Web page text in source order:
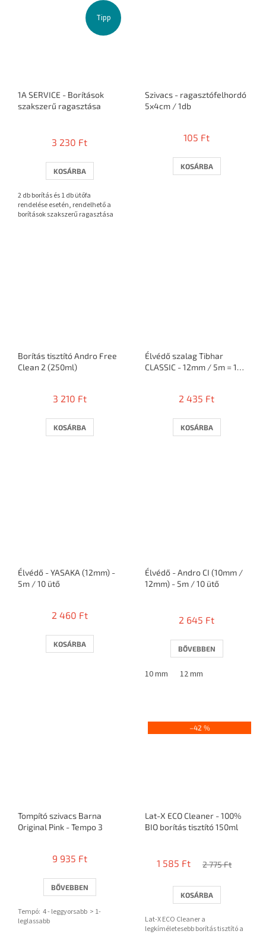
Tipp
1A SERVICE - Borítások
szakszerű ragasztása
átlagos
5-
ből
csillag.
3 230 Ft
KOSÁRBA
2 db borítás és 1 db ütőfa
rendelése esetén, rendelhető a
borítások szakszerű ragasztása
Szivacs - ragasztófelhordó
5x4cm / 1db
105 Ft
KOSÁRBA
Borítás tisztító Andro Free
Clean 2 (250ml)
3 210 Ft
KOSÁRBA
Élvédő szalag Tibhar
CLASSIC - 12mm / 5m = 10
2 435 Ft
KOSÁRBA
Élvédő - YASAKA (12mm) -
5m / 10 ütő
2 460 Ft
KOSÁRBA
Élvédő - Andro CI (10mm /
12mm) - 5m / 10 ütő
átlagos
5-
ből
csillag.
2 645 Ft
BŐVEBBEN
10 mm 12 mm
Tompító szivacs Barna
Original Pink - Tempo 3
9 935 Ft
BŐVEBBEN
Tempó: 4 - leggyorsabb > 1-
leglassabb
–42 %
Lat-X ECO Cleaner - 100%
BIO borítás tisztító 150ml
átlagos
5-
ből
csillag.
1 585 Ft 2 775 Ft
KOSÁRBA
Lat-X ECO Cleaner a
legkíméletesebb borítás tisztító a